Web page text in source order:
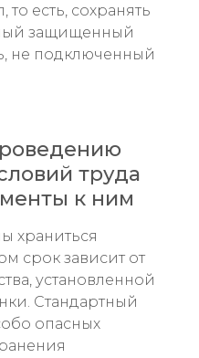
есть, сохранять
защищенный
не подключенный
труда
к ним
храниться
срок зависит от
установленной
Стандартный
опасных